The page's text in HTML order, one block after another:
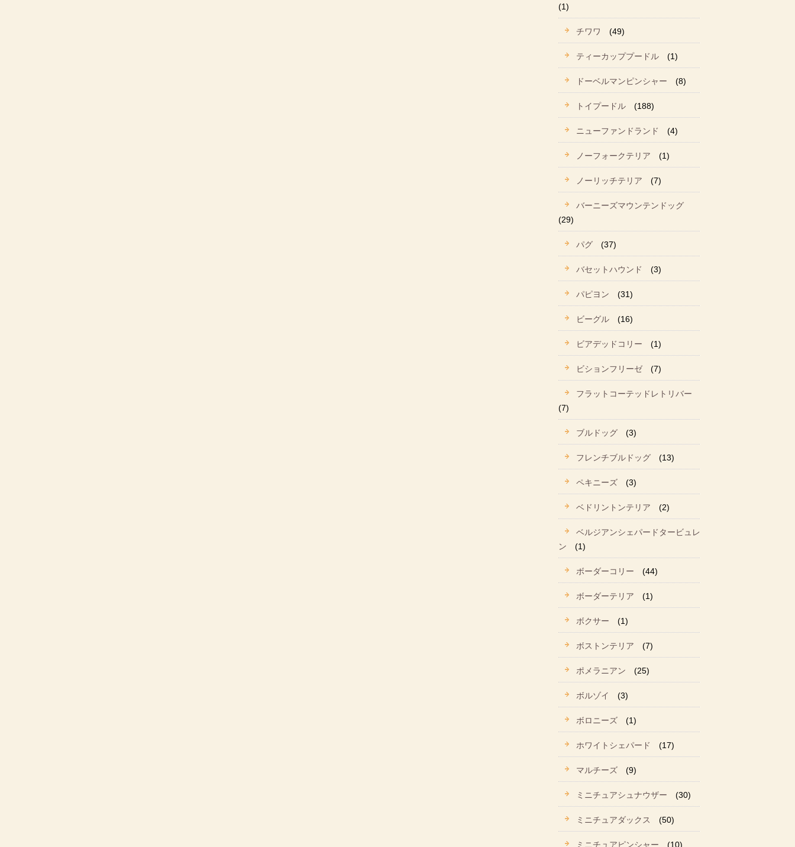
(1)
チワワ (49)
ティーカッププードル (1)
ドーベルマンピンシャー (8)
トイプードル (188)
ニューファンドランド (4)
ノーフォークテリア (1)
ノーリッチテリア (7)
バーニーズマウンテンドッグ
(29)
パグ (37)
バセットハウンド (3)
パピヨン (31)
ビーグル (16)
ビアデッドコリー (1)
ビションフリーゼ (7)
フラットコーテッドレトリバー
(7)
ブルドッグ (3)
フレンチブルドッグ (13)
ペキニーズ (3)
ベドリントンテリア (2)
ベルジアンシェパードタービュレ
ン
(1)
ボーダーコリー (44)
ボーダーテリア (1)
ボクサー (1)
ボストンテリア (7)
ポメラニアン (25)
ボルゾイ (3)
ボロニーズ (1)
ホワイトシェパード (17)
マルチーズ (9)
ミニチュアシュナウザー (30)
ミニチュアダックス (50)
ミニチュアピンシャー (10)